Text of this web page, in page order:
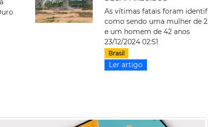
As vítimas fatais foram
como sendo uma mulher de
e um homem de 42 anos
23/12/2024 02:51
Brasil
Ler artigo